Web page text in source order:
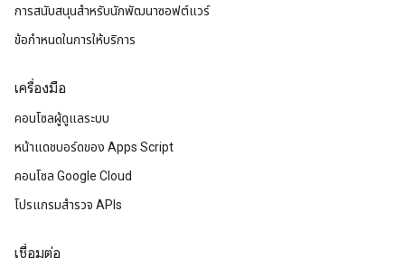
การสนับสนุนสำหรับนักพัฒนาซอฟต์แวร์
ข้อกำหนดในการให้บริการ
เครื่องมือ
คอนโซลผู้ดูแลระบบ
หน้าแดชบอร์ดของ Apps Script
คอนโซล Google Cloud
โปรแกรมสำรวจ APIs
เชื่อมต่อ